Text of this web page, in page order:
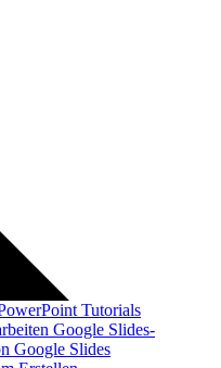
Tutorials
Google Slides-
Google Slides